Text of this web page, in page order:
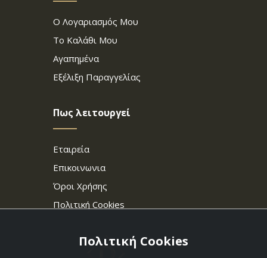
Ο Λογαριασμός Μου
Το Καλάθι Μου
Αγαπημένα
Εξέλιξη Παραγγελίας
Πως λειτουργεί
Εταιρεία
Επικοινωνια
Όροι Χρήσης
Πολιτική Cookies
Πολιτική Cookies